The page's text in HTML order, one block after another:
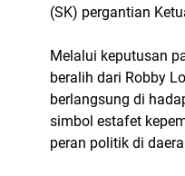
(SK) pergantian
Melalui keputusan
beralih dari Robby
berlangsung di
simbol estafet
peran politik di